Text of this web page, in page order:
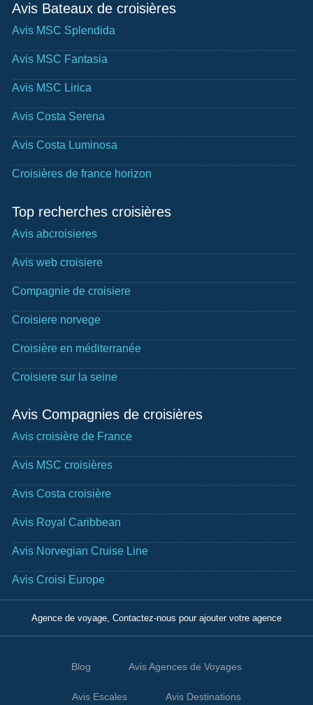
Avis Bateaux de croisières
Avis MSC Splendida
Avis MSC Fantasia
Avis MSC Lirica
Avis Costa Serena
Avis Costa Luminosa
Croisières de france horizon
Top recherches croisières
Avis abcroisieres
Avis web croisiere
Compagnie de croisiere
Croisiere norvege
Croisière en méditerranée
Croisiere sur la seine
Avis Compagnies de croisières
Avis croisière de France
Avis MSC croisières
Avis Costa croisière
Avis Royal Caribbean
Avis Norvegian Cruise Line
Avis Croisi Europe
Agence de voyage, Contactez-nous pour ajouter votre agence
Blog Avis Agences de Voyages
Avis Escales Avis Destinations